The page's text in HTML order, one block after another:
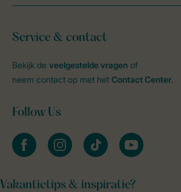
Service & contact
Bekijk de veelgestelde vragen of
neem contact op met het Contact Center.
Follow Us
facebookinstagramtiktok youtube
Vakantietips & inspiratie?